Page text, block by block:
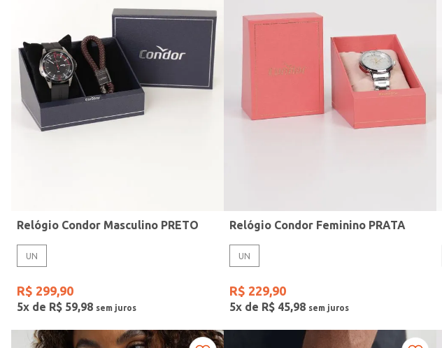
Relógio Condor Masculino PRETO
UN
R$ 299,90
5x de R$ 59,98
Relógio Condor Feminino PRATA
UN
R$ 229,90
5x de R$ 45,98